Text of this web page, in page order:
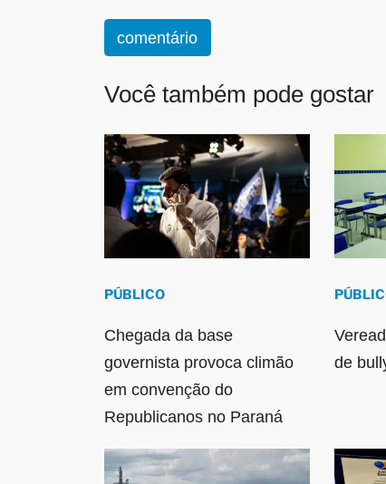
comentário
Você também pode gostar
PÚBLICO
Chegada da base
governista provoca climão
em convenção do
Republicanos no Paraná
de